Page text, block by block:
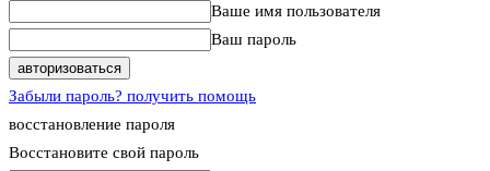
Ваше имя пользователя
Ваш пароль
Забыли пароль? получить помощь
восстановление пароля
Восстановите свой пароль